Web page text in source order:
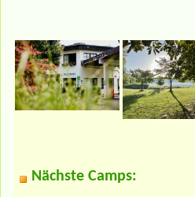
Nächste Camps: